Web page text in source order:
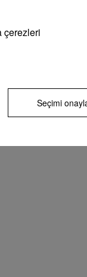
çerezleri
Seçimi